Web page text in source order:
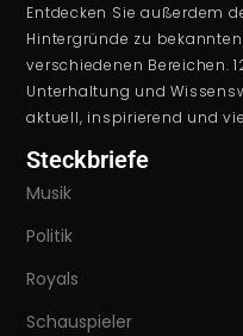
Entdecken Sie außerdem
Hintergründe zu
verschiedenen Bereichen.
Unterhaltung und
aktuell, inspirierend und
Steckbriefe
Musik
Politik
Royals
Schauspieler